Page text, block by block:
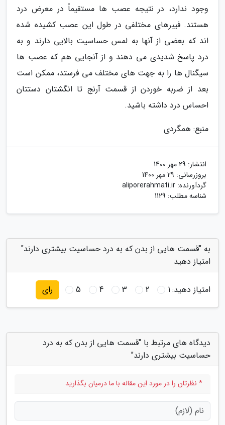
وجود ندارد، در نتیجه عصب ها مستقیماً در معرض درد
هستند. فیبرهای مختلفی در طول این عصب کشیده شده
اند که بعضی از آنها به لمس حساسیت بالایی دارند و به
درد پاسخ شدیدی می دهند و از آنجایی هم که عصب ها
سیگنال ها را به جهت های مختلف می فرستد، ممکن است
بعد از ضربه خوردن از قسمت آرنج تا انگشتان دستتان
احساس درد داشته باشید.
منبع: همگردی
انتشار: 29 مهر 1400
بروزرسانی: 29 مهر 1400
گردآورنده: aliporerahmati.ir
شناسه مطلب: 1129
به "قسمت هایی از بدن که به درد حساسیت بیشتری دارند"
امتیاز دهید
امتیاز دهید:1
2
3
4
5 رای
دیدگاه های مرتبط با "قسمت هایی از بدن که به درد
حساسیت بیشتری دارند"
* نظرتان را در مورد این مقاله با ما درمیان بگذارید